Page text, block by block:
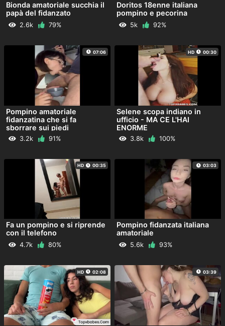
Bionda amatoriale succhia il
papà del fidanzato
2.6k 79%
Doritos 18enne italiana
pompino e pecorina
5k 92%
07:06
Pompino amatoriale
fidanzatina che si fa
sborrare sui piedi
3.2k 91%
HD 00:30
Selene scopa indiano in
ufficio - MA CE L'HAI
ENORME
3.8k 100%
HD 00:35
Fa un pompino e si riprende
con il telefono
4.7k 80%
03:03
Pompino fidanzata italiana
amatoriale
5.6k 93%
HD 02:08 03:39